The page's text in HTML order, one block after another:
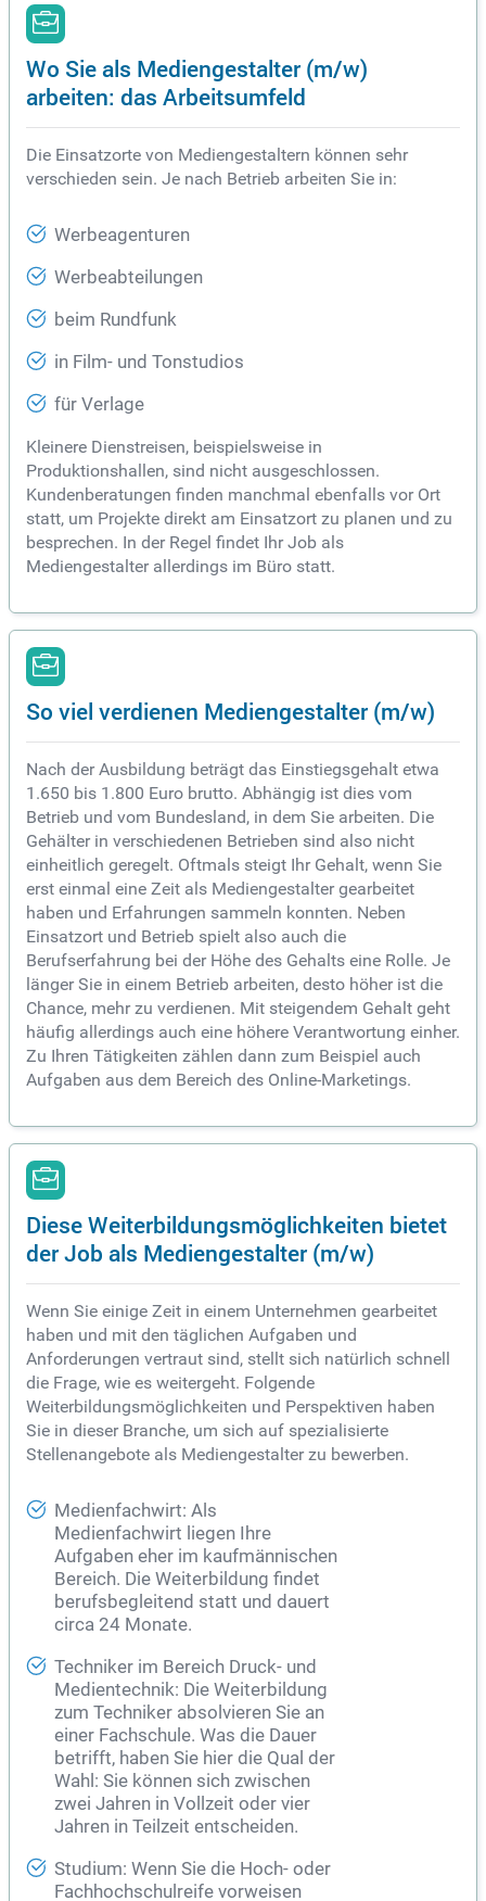
Wo Sie als Mediengestalter (m/w)
arbeiten: das Arbeitsumfeld
Die Einsatzorte von Mediengestaltern können sehr
verschieden sein. Je nach Betrieb arbeiten Sie in:
Werbeagenturen
Werbeabteilungen
beim Rundfunk
in Film- und Tonstudios
für Verlage
Kleinere Dienstreisen, beispielsweise in
Produktionshallen, sind nicht ausgeschlossen.
Kundenberatungen finden manchmal ebenfalls vor Ort
statt, um Projekte direkt am Einsatzort zu planen und zu
besprechen. In der Regel findet Ihr Job als
Mediengestalter allerdings im Büro statt.
So viel verdienen Mediengestalter (m/w)
Nach der Ausbildung beträgt das Einstiegsgehalt etwa
1.650 bis 1.800 Euro brutto. Abhängig ist dies vom
Betrieb und vom Bundesland, in dem Sie arbeiten. Die
Gehälter in verschiedenen Betrieben sind also nicht
einheitlich geregelt. Oftmals steigt Ihr Gehalt, wenn Sie
erst einmal eine Zeit als Mediengestalter gearbeitet
haben und Erfahrungen sammeln konnten. Neben
Einsatzort und Betrieb spielt also auch die
Berufserfahrung bei der Höhe des Gehalts eine Rolle. Je
länger Sie in einem Betrieb arbeiten, desto höher ist die
Chance, mehr zu verdienen. Mit steigendem Gehalt geht
häufig allerdings auch eine höhere Verantwortung einher.
Zu Ihren Tätigkeiten zählen dann zum Beispiel auch
Aufgaben aus dem Bereich des Online-Marketings.
Diese Weiterbildungsmöglichkeiten bietet
der Job als Mediengestalter (m/w)
Wenn Sie einige Zeit in einem Unternehmen gearbeitet
haben und mit den täglichen Aufgaben und
Anforderungen vertraut sind, stellt sich natürlich schnell
die Frage, wie es weitergeht. Folgende
Weiterbildungsmöglichkeiten und Perspektiven haben
Sie in dieser Branche, um sich auf spezialisierte
Stellenangebote als Mediengestalter zu bewerben.
Medienfachwirt: Als
Medienfachwirt liegen Ihre
Aufgaben eher im kaufmännischen
Bereich. Die Weiterbildung findet
berufsbegleitend statt und dauert
circa 24 Monate.
Techniker im Bereich Druck- und
Medientechnik: Die Weiterbildung
zum Techniker absolvieren Sie an
einer Fachschule. Was die Dauer
betrifft, haben Sie hier die Qual der
Wahl: Sie können sich zwischen
zwei Jahren in Vollzeit oder vier
Jahren in Teilzeit entscheiden.
Studium: Wenn Sie die Hoch- oder
Fachhochschulreife vorweisen